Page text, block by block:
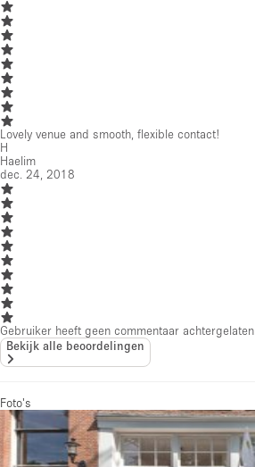
Lovely venue and smooth, flexible contact!
H
Haelim
dec. 24, 2018
Gebruiker heeft geen commentaar achtergelaten
Bekijk alle beoordelingen
Foto's